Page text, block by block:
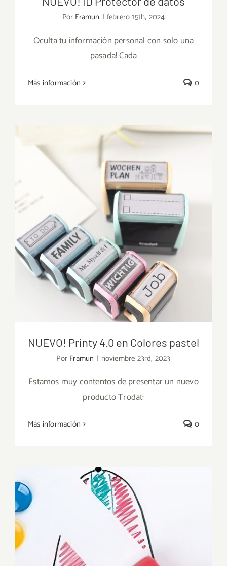
NUEVO! ID Protector de datos
Por Framun | febrero 15th, 2024
Oculta tu información personal con solo una
pasada! Cada
Más información 0
NUEVO! Printy 4.0 en Colores pastel
NUEVO! Printy 4.0 en Colores pastel
Por Framun | noviembre 23rd, 2023
Estamos muy contentos de presentar un nuevo
producto Trodat:
Más información 0